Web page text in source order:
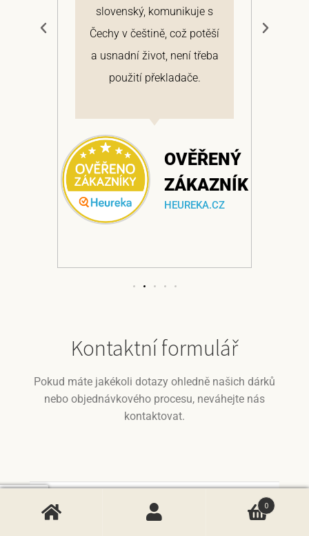
slovenský, komunikuje s
Čechy v češtině, což potěší
a usnadní život, není třeba
použití překladače.
OVĚŘENÝ
ZÁKAZNÍK
HEUREKA.CZ
Kontaktní formulář
Pokud máte jakékoli dotazy ohledně našich dárků
nebo objednávkového procesu, neváhejte nás
kontaktovat.
0